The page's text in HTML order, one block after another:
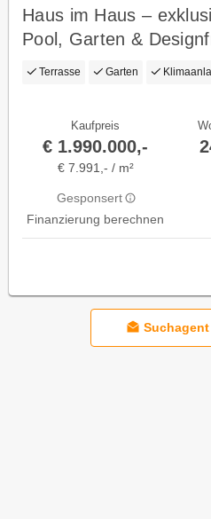
Haus im Haus –
Pool, Garten &
Terrasse Garten
Kaufpreis
€ 1.990.000,-
€ 7.991,- / m²
Gesponsert
Finanzierung berechnen